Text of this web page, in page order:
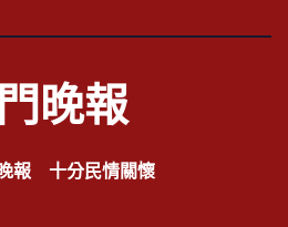
晚報
報 十分民情關懷